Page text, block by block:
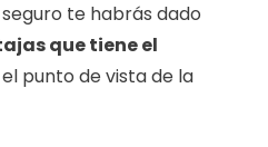
te habrás dado
que tiene el
punto de vista de la